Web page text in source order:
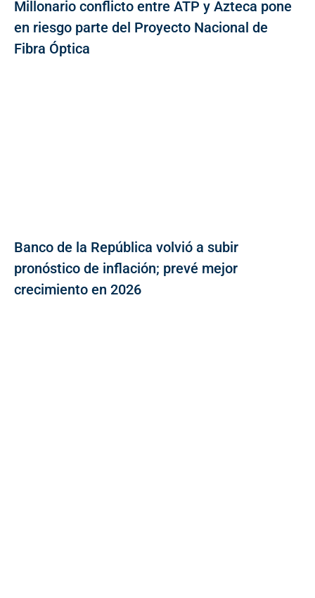
Millonario conflicto entre ATP y Azteca pone
en riesgo parte del Proyecto Nacional de
Fibra Óptica
Banco de la República volvió a subir
pronóstico de inflación; prevé mejor
crecimiento en 2026